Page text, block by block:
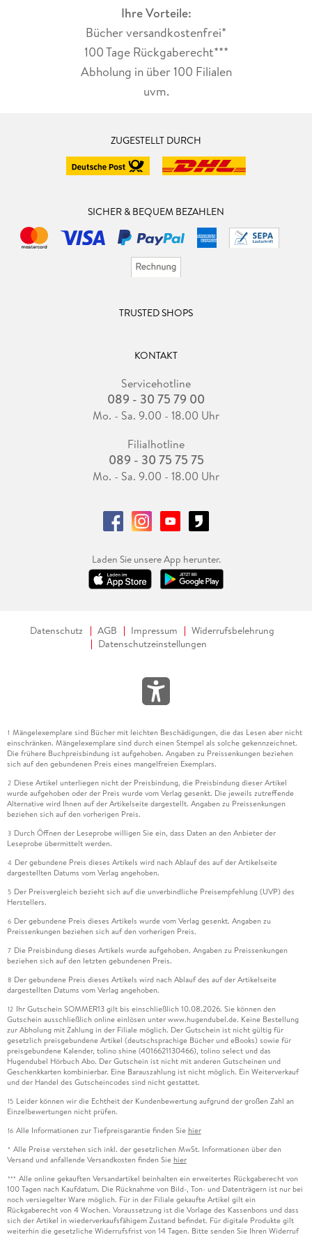
Ihre Vorteile:
Bücher versandkostenfrei*
100 Tage Rückgaberecht***
Abholung in über 100 Filialen
uvm.
ZUGESTELLT DURCH
SICHER & BEQUEM BEZAHLEN
TRUSTED SHOPS
KONTAKT
Servicehotline
089 - 30 75 79 00
Mo. - Sa. 9.00 - 18.00 Uhr
Filialhotline
089 - 30 75 75 75
Mo. - Sa. 9.00 - 18.00 Uhr
Laden Sie unsere App herunter.
Datenschutz AGB Impressum
Widerrufsbelehrung
Datenschutzeinstellungen
1 Mängelexemplare sind Bücher mit leichten Beschädigungen, die das Lesen aber nicht
einschränken. Mängelexemplare sind durch einen Stempel als solche gekennzeichnet.
Die frühere Buchpreisbindung ist aufgehoben. Angaben zu Preissenkungen beziehen
sich auf den gebundenen Preis eines mangelfreien Exemplars.
2 Diese Artikel unterliegen nicht der Preisbindung, die Preisbindung dieser Artikel
wurde aufgehoben oder der Preis wurde vom Verlag gesenkt. Die jeweils zutreffende
Alternative wird Ihnen auf der Artikelseite dargestellt. Angaben zu Preissenkungen
beziehen sich auf den vorherigen Preis.
3 Durch Öffnen der Leseprobe willigen Sie ein, dass Daten an den Anbieter der
Leseprobe übermittelt werden.
4 Der gebundene Preis dieses Artikels wird nach Ablauf des auf der Artikelseite
dargestellten Datums vom Verlag angehoben.
5 Der Preisvergleich bezieht sich auf die unverbindliche Preisempfehlung (UVP) des
Herstellers.
6 Der gebundene Preis dieses Artikels wurde vom Verlag gesenkt. Angaben zu
Preissenkungen beziehen sich auf den vorherigen Preis.
7 Die Preisbindung dieses Artikels wurde aufgehoben. Angaben zu Preissenkungen
beziehen sich auf den letzten gebundenen Preis.
8 Der gebundene Preis dieses Artikels wird nach Ablauf des auf der Artikelseite
dargestellten Datums vom Verlag angehoben.
12 Ihr Gutschein SOMMER13 gilt bis einschließlich 10.08.2026. Sie können den
Gutschein ausschließlich online einlösen unter www.hugendubel.de. Keine Bestellung
zur Abholung mit Zahlung in der Filiale möglich. Der Gutschein ist nicht gültig für
gesetzlich preisgebundene Artikel (deutschsprachige Bücher und eBooks) sowie für
preisgebundene Kalender, tolino shine (4016621130466), tolino select und das
Hugendubel Hörbuch Abo. Der Gutschein ist nicht mit anderen Gutscheinen und
Geschenkkarten kombinierbar. Eine Barauszahlung ist nicht möglich. Ein Weiterverkauf
und der Handel des Gutscheincodes sind nicht gestattet.
15 Leider können wir die Echtheit der Kundenbewertung aufgrund der großen Zahl an
Einzelbewertungen nicht prüfen.
16 Alle Informationen zur Tiefpreisgarantie finden Sie hier
* Alle Preise verstehen sich inkl. der gesetzlichen MwSt. Informationen über den
Versand und anfallende Versandkosten finden Sie hier
*** Alle online gekauften Versandartikel beinhalten ein erweitertes Rückgaberecht von
100 Tagen nach Kaufdatum. Die Rücknahme von Bild-, Ton- und Datenträgern ist nur bei
noch versiegelter Ware möglich. Für in der Filiale gekaufte Artikel gilt ein
Rückgaberecht von 4 Wochen. Voraussetzung ist die Vorlage des Kassenbons und dass
sich der Artikel in wiederverkaufsfähigem Zustand befindet. Für digitale Produkte gilt
weiterhin die gesetzliche Widerrufsfrist von 14 Tagen. Bitte senden Sie Ihren Widerruf